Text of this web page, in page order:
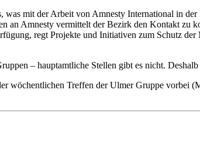
mit der Arbeit von Amnesty International in
Amnesty vermittelt der Bezirk den Kontakt zu
regt Projekte und Initiativen zum Schutz
– hauptamtliche Stellen gibt es nicht.
wöchentlichen Treffen der Ulmer Gruppe vorbei